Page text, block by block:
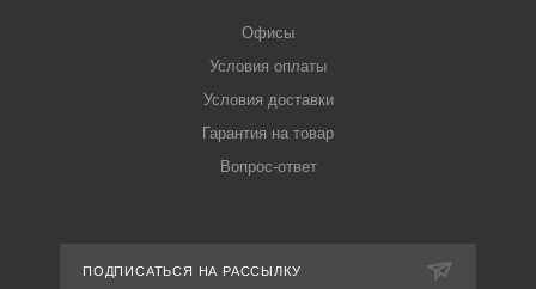
Офисы
Условия оплаты
Условия доставки
Гарантия на товар
Вопрос-ответ
ПОДПИСАТЬСЯ НА РАССЫЛКУ